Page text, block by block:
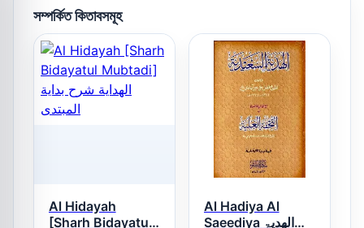
সম্পর্কিত কিতাবসমূহ
Al Hidayah
[Sharh Bidayatul
Al Hadiya Al
Saeediya الھدیۃ